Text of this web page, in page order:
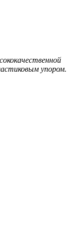
упором.